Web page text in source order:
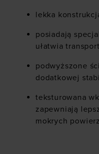
lekka
posiadają
ułatwia
podwyższone
dodatkowej
teksturowana
zapewniają
mokrych